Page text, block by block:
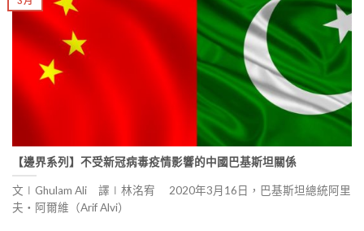
【邊界系列】不受新冠病毒疫情影響的中國巴基斯坦關係
文∣Ghulam Ali 譯∣林洺宥 2020年3月16日，巴基斯坦總統阿里
夫‧阿爾維（Arif Alvi）